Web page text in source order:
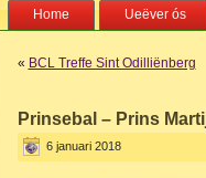
Home Ueëver ós
« BCL Treffe Sint Odilliënberg
Prinsebal – Prins
6 januari 2018